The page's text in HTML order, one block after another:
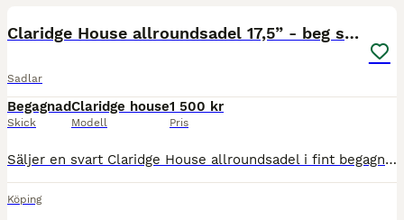
Claridge House allroundsadel 17,5” - beg skick
Sadlar
Begagnad
Skick
Claridge house
Modell
1 500 kr
Pris
Säljer en svart Claridge House allroundsadel i fint begagnat skick. * Märke: Claridge House * Sitsstorlek: 17,5” * Bomvidd: 32 * Färg: Svart Sadeln är välvårdad och har normalt slitage för sin ålder
Köping